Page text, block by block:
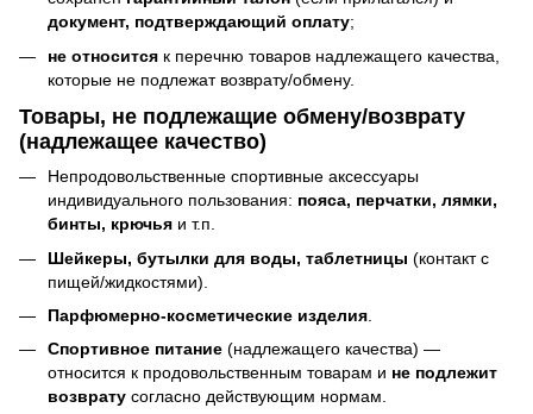
документ, подтверждающий оплату;
не относится к перечню товаров надлежащего качества,
которые не подлежат возврату/обмену.
Товары, не подлежащие обмену/возврату
(надлежащее качество)
Непродовольственные спортивные аксессуары
индивидуального пользования: пояса, перчатки, лямки,
бинты, крючья и т.п.
Шейкеры, бутылки для воды, таблетницы (контакт с
пищей/жидкостями).
Парфюмерно-косметические изделия
Спортивное питание (надлежащего качества) —
относится к продовольственным товарам и не подлежит
возврату согласно действующим нормам.